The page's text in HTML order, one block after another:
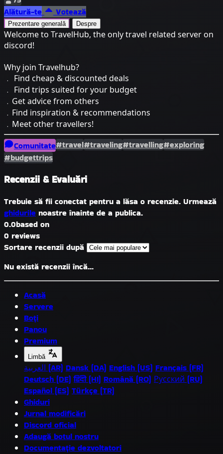
Alătură-te
Votează
Prezentare generală Despre
Welcome to TravelHub, the only travel related server on
discord!
Why join Travelhub?
﹒ Find cheap & discounted deals
﹒ Find trips suited for your budget
﹒Get advice from others
﹒Find inspiration & recommendations
﹒Meet other travellers!
Comunitate#travel#traveling#travelling#exploring
#budgettrips
Recenzii & Evaluări
Trebuie să fii conectat pentru a lăsa o recenzie. Urmează
ghidurile noastre înainte de a publica.
0.0based on
0 reviews
Sortare recenzii după
Nu există recenzii încă...
Acasă
Servere
Boți
Panou
Premium
Limbă
العربية (AR) Dansk (DA) English (US) Français (FR)
Deutsch (DE) हिंदी (HI) Română (RO) Русский (RU)
Español (ES) Türkçe (TR)
Ghiduri
Jurnal modificări
Discord oficial
Adaugă botul nostru
Documentație dezvoltatori